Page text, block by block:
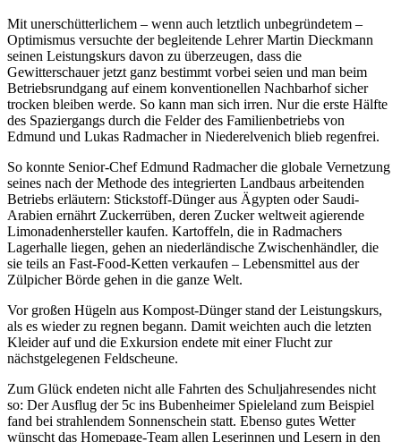
Mit unerschütterlichem – wenn auch letztlich unbegründetem –
Optimismus versuchte der begleitende Lehrer Martin Dieckmann
seinen Leistungskurs davon zu überzeugen, dass die
Gewitterschauer jetzt ganz bestimmt vorbei seien und man beim
Betriebsrundgang auf einem konventionellen Nachbarhof sicher
trocken bleiben werde. So kann man sich irren. Nur die erste Hälfte
des Spaziergangs durch die Felder des Familienbetriebs von
Edmund und Lukas Radmacher in Niederelvenich blieb regenfrei.
So konnte Senior-Chef Edmund Radmacher die globale Vernetzung
seines nach der Methode des integrierten Landbaus arbeitenden
Betriebs erläutern: Stickstoff-Dünger aus Ägypten oder Saudi-
Arabien ernährt Zuckerrüben, deren Zucker weltweit agierende
Limonadenhersteller kaufen. Kartoffeln, die in Radmachers
Lagerhalle liegen, gehen an niederländische Zwischenhändler, die
sie teils an Fast-Food-Ketten verkaufen – Lebensmittel aus der
Zülpicher Börde gehen in die ganze Welt.
Vor großen Hügeln aus Kompost-Dünger stand der Leistungskurs,
als es wieder zu regnen begann. Damit weichten auch die letzten
Kleider auf und die Exkursion endete mit einer Flucht zur
nächstgelegenen Feldscheune.
Zum Glück endeten nicht alle Fahrten des Schuljahresendes nicht
so: Der Ausflug der 5c ins Bubenheimer Spieleland zum Beispiel
fand bei strahlendem Sonnenschein statt. Ebenso gutes Wetter
wünscht das Homepage-Team allen Leserinnen und Lesern in den